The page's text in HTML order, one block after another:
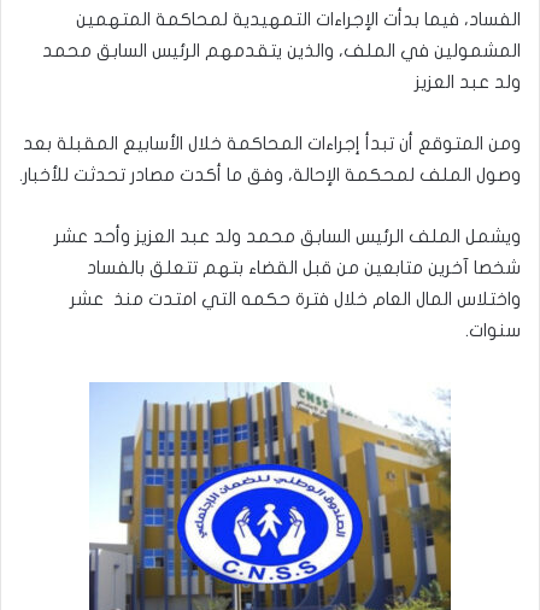
الفساد، فيما بدأت الإجراءات التمهيدية لمحاكمة المتهمين
المشمولين في الملف، والذين يتقدمهم الرئيس السابق محمد
ولد عبد العزيز
ومن المتوقع أن تبدأ إجراءات المحاكمة خلال الأسابيع المقبلة بعد
وصول الملف لمحكمة الإحالة، وفق ما أكدت مصادر تحدثت للأخبار.
ويشمل الملف الرئيس السابق محمد ولد عبد العزيز وأحد عشر
شخصا آخرين متابعين من قبل القضاء بتهم تتعلق بالفساد
واختلاس المال العام خلال فترة حكمه التي امتدت منذ عشر
سنوات.